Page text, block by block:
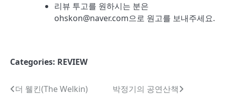
리뷰 투고를 원하시는 분은
ohskon@naver.com으로 원고를 보내주세요.
Categories: REVIEW
글더 웰킨(The Welkin) 박정기의 공연산책